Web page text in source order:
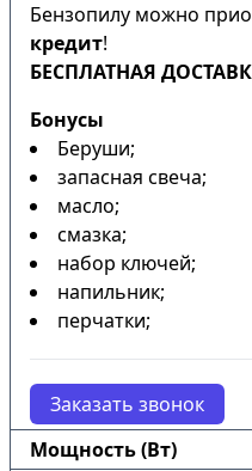
Бензопилу можно
кредит!
БЕСПЛАТНАЯ
Бонусы
Беруши;
запасная свеча;
масло;
смазка;
набор ключей;
напильник;
перчатки;
Заказать звонок
Мощность (Вт)